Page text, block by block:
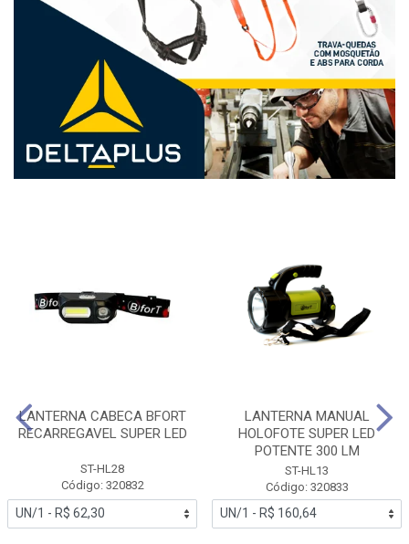
LANTERNA CABECA BFORT
RECARREGAVEL SUPER LED
ST-HL28
Código: 320832
LANTERNA MANUAL
HOLOFOTE SUPER LED
POTENTE 300 LM
ST-HL13
Código: 320833